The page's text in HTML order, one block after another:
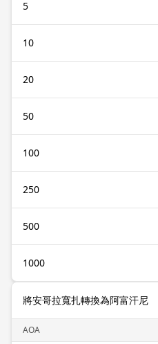
5
10
20
50
100
250
500
1000
將安哥拉寬扎轉換為阿富汗尼
AOA